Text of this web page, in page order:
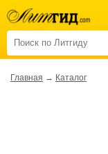
Главная → Каталог